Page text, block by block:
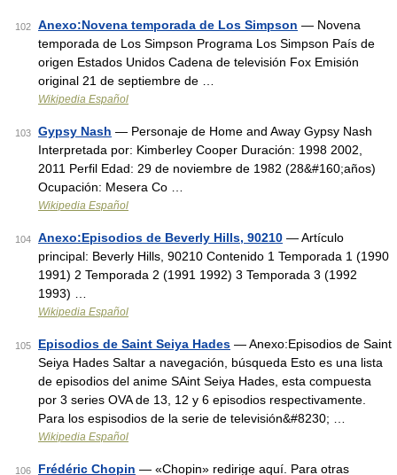
102 Anexo:Novena temporada de Los Simpson — Novena
temporada de Los Simpson Programa Los Simpson País de
origen Estados Unidos Cadena de televisión Fox Emisión
original 21 de septiembre de …
Wikipedia Español
103 Gypsy Nash — Personaje de Home and Away Gypsy Nash
Interpretada por: Kimberley Cooper Duración: 1998 2002,
2011 Perfil Edad: 29 de noviembre de 1982 (28&#160;años)
Ocupación: Mesera Co …
Wikipedia Español
104 Anexo:Episodios de Beverly Hills, 90210 — Artículo
principal: Beverly Hills, 90210 Contenido 1 Temporada 1 (1990
1991) 2 Temporada 2 (1991 1992) 3 Temporada 3 (1992
1993) …
Wikipedia Español
105 Episodios de Saint Seiya Hades — Anexo:Episodios de Saint
Seiya Hades Saltar a navegación, búsqueda Esto es una lista
de episodios del anime SAint Seiya Hades, esta compuesta
por 3 series OVA de 13, 12 y 6 episodios respectivamente.
Para los espisodios de la serie de televisión&#8230; …
Wikipedia Español
106 Frédéric Chopin — «Chopin» redirige aquí. Para otras